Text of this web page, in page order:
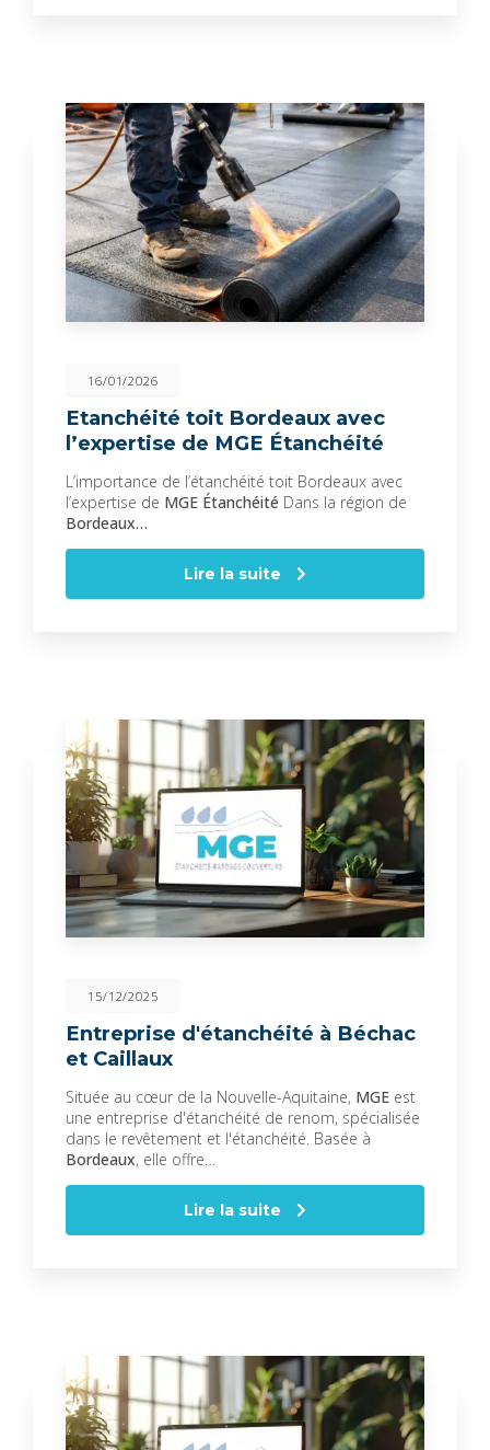
16/01/2026
Etanchéité toit Bordeaux avec
l’expertise de MGE Étanchéité
L’importance de l’étanchéité toit Bordeaux avec
l’expertise de MGE Étanchéité Dans la région de
Bordeaux…
Lire la suite
15/12/2025
Entreprise d'étanchéité à Béchac
et Caillaux
Située au cœur de la Nouvelle-Aquitaine, MGE est
une entreprise d'étanchéité de renom, spécialisée
dans le revêtement et l'étanchéité. Basée à
Bordeaux, elle offre…
Lire la suite